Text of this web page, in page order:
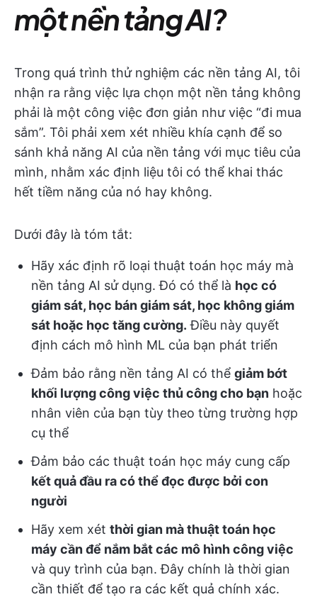
một nền tảng AI?
Trong quá trình thử nghiệm các nền tảng AI, tôi
nhận ra rằng việc lựa chọn một nền tảng không
phải là một công việc đơn giản như việc “đi mua
sắm”. Tôi phải xem xét nhiều khía cạnh để so
sánh khả năng AI của nền tảng với mục tiêu của
mình, nhằm xác định liệu tôi có thể khai thác
hết tiềm năng của nó hay không.
Dưới đây là tóm tắt:
Hãy xác định rõ loại thuật toán học máy mà
nền tảng AI sử dụng. Đó có thể là học có
giám sát, học bán giám sát, học không giám
sát hoặc học tăng cường. Điều này quyết
định cách mô hình ML của bạn phát triển
Đảm bảo rằng nền tảng AI có thể giảm bớt
khối lượng công việc thủ công cho bạn hoặc
nhân viên của bạn tùy theo từng trường hợp
cụ thể
Đảm bảo các thuật toán học máy cung cấp
kết quả đầu ra có thể đọc được bởi con
người
Hãy xem xét thời gian mà thuật toán học
máy cần để nắm bắt các mô hình công việc
và quy trình của bạn. Đây chính là thời gian
cần thiết để tạo ra các kết quả chính xác.